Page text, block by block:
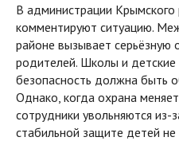
В администрации Крымского
комментируют ситуацию.
районе вызывает серьёзную
родителей. Школы и
безопасность должна быть
Однако, когда охрана
сотрудники увольняются из-
стабильной защите детей не